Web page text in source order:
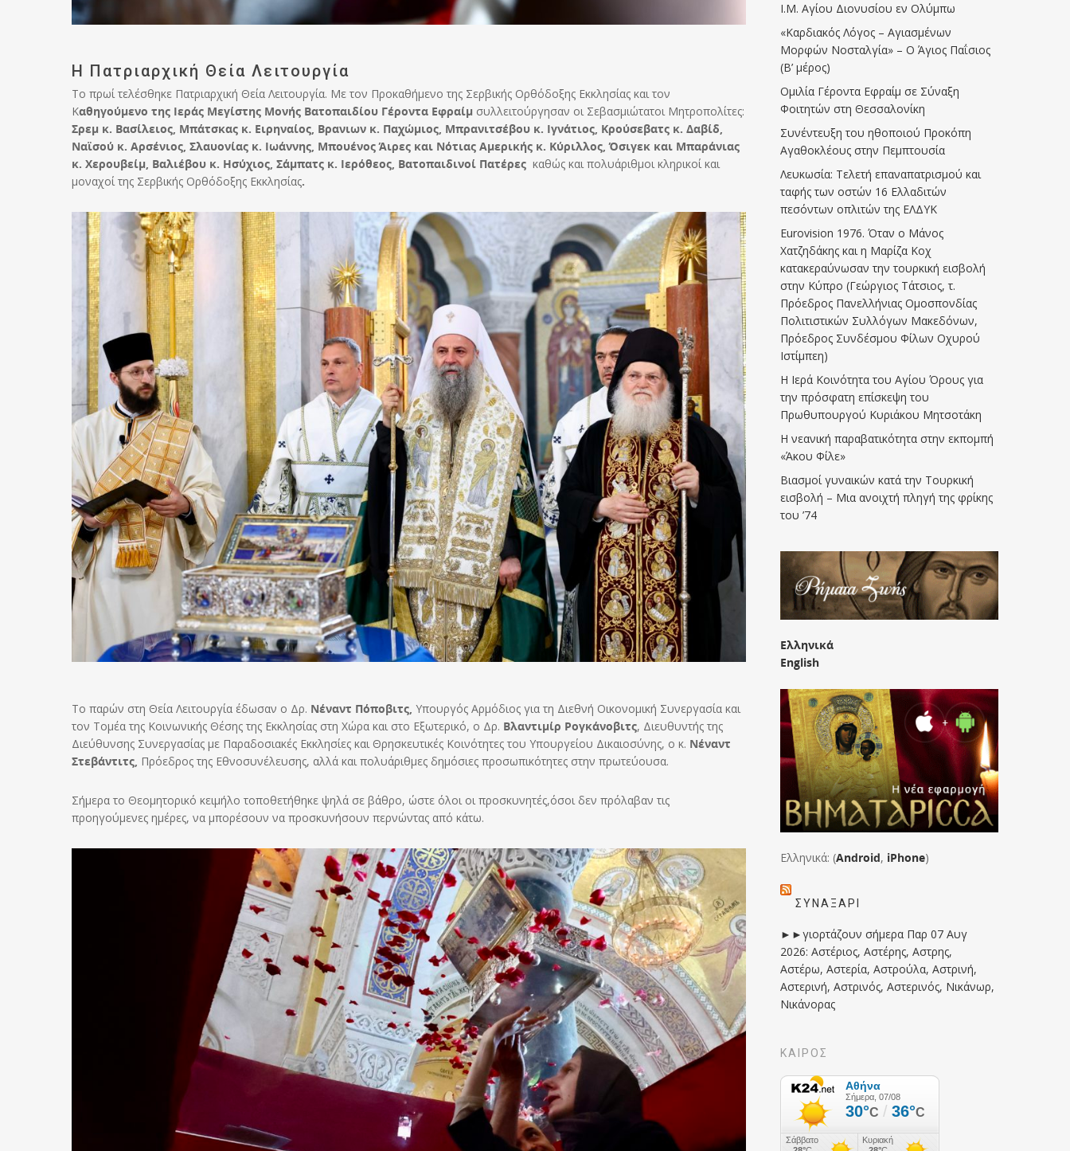
Η Πατριαρχική Θεία Λειτουργία
Το πρωί τελέσθηκε Πατριαρχική Θεία Λειτουργία. Με τον Προκαθήμενο της Σερβικής Ορθόδοξης Εκκλησίας και τον
Καθηγούμενο της Ιεράς Μεγίστης Μονής Βατοπαιδίου Γέροντα Εφραίμ συλλειτούργησαν οι Σεβασμιώτατοι Μητροπολίτες:
Σρεμ κ. Βασίλειος, Μπάτσκας κ. Ειρηναίος, Βρανιων κ. Παχώμιος, Μπρανιτσέβου κ. Ιγνάτιος, Κρούσεβατς κ. Δαβίδ,
Ναϊσού κ. Αρσένιος, Σλαυονίας κ. Ιωάννης, Μπουένος Άιρες και Νότιας Αμερικής κ. Κύριλλος, Όσιγεκ και Μπαράνιας
κ. Χερουβείμ, Βαλιέβου κ. Ησύχιος, Σάμπατς κ. Ιερόθεος, Βατοπαιδινοί Πατέρες καθώς και πολυάριθμοι κληρικοί και
μοναχοί της Σερβικής Ορθόδοξης Εκκλησίας.
Το παρών στη Θεία Λειτουργία έδωσαν ο Δρ. Νέναντ Πόποβιτς, Υπουργός Αρμόδιος για τη Διεθνή Οικονομική Συνεργασία και
τον Τομέα της Κοινωνικής Θέσης της Εκκλησίας στη Χώρα και στο Εξωτερικό, ο Δρ. Βλαντιμίρ Ρογκάνοβιτς, Διευθυντής της
Διεύθυνσης Συνεργασίας με Παραδοσιακές Εκκλησίες και Θρησκευτικές Κοινότητες του Υπουργείου Δικαιοσύνης, ο κ. Νέναντ
Στεβάντιτς, Πρόεδρος της Εθνοσυνέλευσης, αλλά και πολυάριθμες δημόσιες προσωπικότητες στην πρωτεύουσα.
Σήμερα το Θεομητορικό κειμήλο τοποθετήθηκε ψηλά σε βάθρο, ώστε όλοι οι προσκυνητές,όσοι δεν πρόλαβαν τις
προηγούμενες ημέρες, να μπορέσουν να προσκυνήσουν περνώντας από κάτω.
Ι.Μ. Αγίου Διονυσίου εν Ολύμπω
«Καρδιακός Λόγος – Αγιασμένων
Μορφών Νοσταλγία» – Ο Άγιος Παΐσιος
(Β’ μέρος)
Ομιλία Γέροντα Εφραίμ σε Σύναξη
Φοιτητών στη Θεσσαλονίκη
Συνέντευξη του ηθοποιού Προκόπη
Αγαθοκλέους στην Πεμπτουσία
Λευκωσία: Τελετή επαναπατρισμού και
ταφής των οστών 16 Ελλαδιτών
πεσόντων οπλιτών της ΕΛΔΥΚ
Eurovision 1976. Όταν ο Μάνος
Χατζηδάκης και η Μαρίζα Κοχ
κατακεραύνωσαν την τουρκική εισβολή
στην Κύπρο (Γεώργιος Τάτσιος, τ.
Πρόεδρος Πανελλήνιας Ομοσπονδίας
Πολιτιστικών Συλλόγων Μακεδόνων,
Πρόεδρος Συνδέσμου Φίλων Οχυρού
Ιστίμπεη)
Η Ιερά Κοινότητα του Αγίου Όρους για
την πρόσφατη επίσκεψη του
Πρωθυπουργού Κυριάκου Μητσοτάκη
Η νεανική παραβατικότητα στην εκπομπή
«Άκου Φίλε»
Βιασμοί γυναικών κατά την Τουρκική
εισβολή – Μια ανοιχτή πληγή της φρίκης
του ’74
Ελληνικά
English
Ελληνικά: (Android, iPhone)
ΣΥΝΑΞΆΡΙ
►►γιορτάζουν σήμερα Παρ 07 Αυγ
2026: Αστέριος, Αστέρης, Αστρης,
Αστέρω, Αστερία, Αστρούλα, Αστρινή,
Αστερινή, Αστρινός, Αστερινός, Νικάνωρ,
Νικάνορας
ΚΑΙΡΟΣ